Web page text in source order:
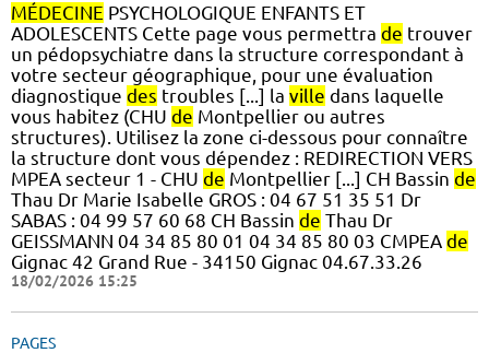
MÉDECINE PSYCHOLOGIQUE ENFANTS ET
ADOLESCENTS Cette page vous permettra de trouver
un pédopsychiatre dans la structure correspondant à
votre secteur géographique, pour une évaluation
diagnostique des troubles [...] la ville dans laquelle
vous habitez (CHU de Montpellier ou autres
structures). Utilisez la zone ci-dessous pour connaître
la structure dont vous dépendez : REDIRECTION VERS
MPEA secteur 1 - CHU de Montpellier [...] CH Bassin de
Thau Dr Marie Isabelle GROS : 04 67 51 35 51 Dr
SABAS : 04 99 57 60 68 CH Bassin de Thau Dr
GEISSMANN 04 34 85 80 01 04 34 85 80 03 CMPEA de
Gignac 42 Grand Rue - 34150 Gignac 04.67.33.26
18/02/2026 15:25
PAGES